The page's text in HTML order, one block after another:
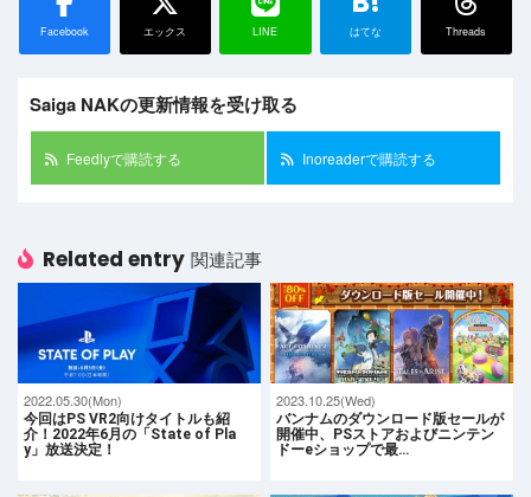
Facebook エックス LINE はてな Threads
Saiga NAKの更新情報を受け取る
Feedlyで購読する Inoreaderで購読する
Related entry 関連記事
2022.05.30(Mon)
今回はPS VR2向けタイトルも紹
介！2022年6月の「State of Pla
y」放送決定！
2023.10.25(Wed)
バンナムのダウンロード版セールが
開催中、PSストアおよびニンテン
ドーeショップで最…